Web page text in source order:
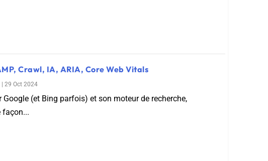
Crawl, IA, ARIA, Core Web Vitals
29 Oct 2024
(et Bing parfois) et son moteur de recherche,
façon...